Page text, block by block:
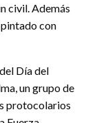
civil. Además
con
Día del
un grupo de
protocolarios